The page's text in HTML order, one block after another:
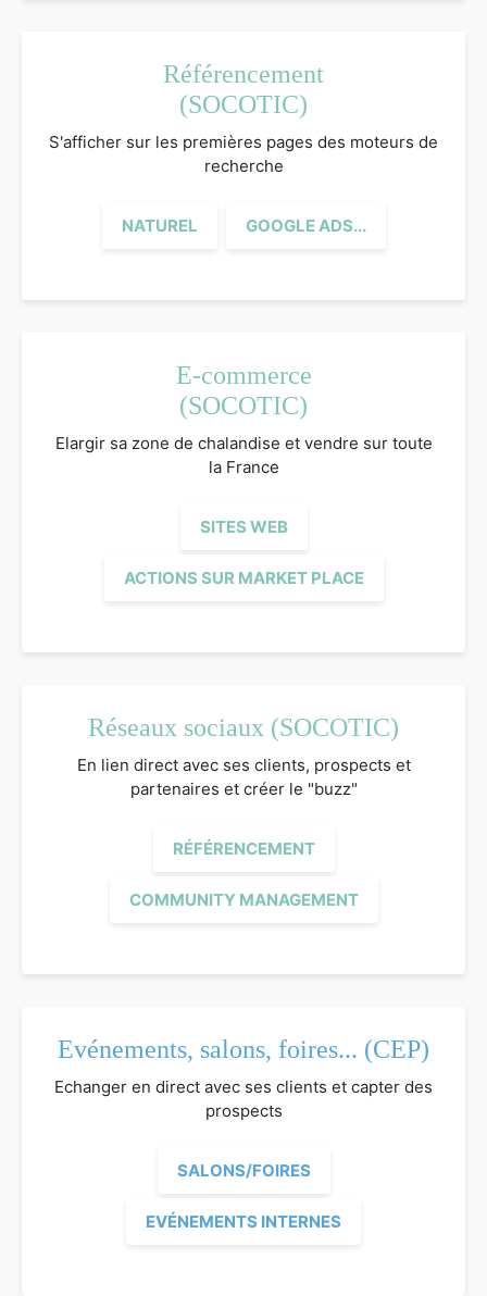
Référencement
(SOCOTIC)
S'afficher sur les premières pages des moteurs de
recherche
NATUREL GOOGLE ADS...
E-commerce
(SOCOTIC)
Elargir sa zone de chalandise et vendre sur toute
la France
SITES WEB
ACTIONS SUR MARKET PLACE
Réseaux sociaux (SOCOTIC)
En lien direct avec ses clients, prospects et
partenaires et créer le "buzz"
RÉFÉRENCEMENT
COMMUNITY MANAGEMENT
Evénements, salons, foires... (CEP)
Echanger en direct avec ses clients et capter des
prospects
SALONS/FOIRES
EVÉNEMENTS INTERNES